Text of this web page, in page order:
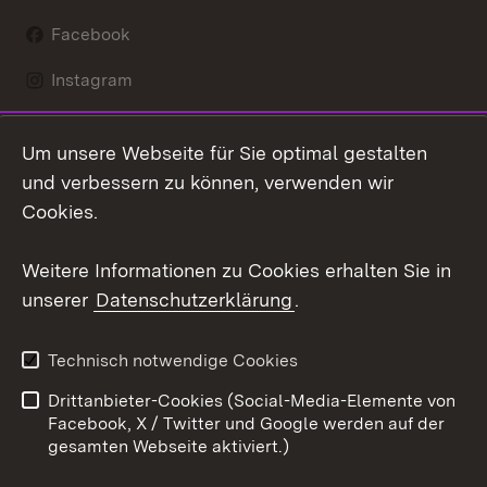
Facebook
Instagram
Mastodon
Youtube
Kontakt
Datenschutz
Barrierefreiheit
Impressum Cookies
Um unsere Webseite für Sie optimal gestalten
und verbessern zu können, verwenden wir
Cookies.
Weitere Informationen zu Cookies erhalten Sie in
unserer Datenschutzerklärung.
Technisch notwendige Cookies
Drittanbieter-Cookies (Social-Media-Elemente von
Facebook, X / Twitter und Google werden auf der
gesamten Webseite aktiviert.)